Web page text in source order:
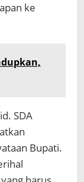
ke
SDA
Bupati.